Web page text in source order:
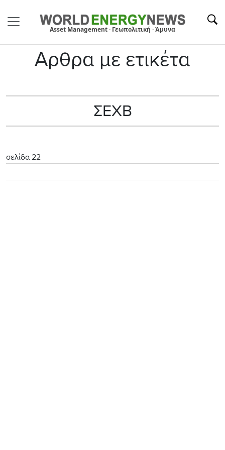
Asset Management · Γεωπολιτική · Άμυνα
Αρθρα με ετικέτα
ΣΕΧΒ
σελίδα 22